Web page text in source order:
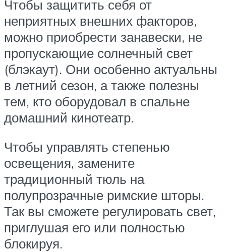
Чтобы защитить себя от
неприятных внешних факторов,
можно приобрести занавески, не
пропускающие солнечный свет
(блэкаут). Они особенно актуальны
в летний сезон, а также полезны
тем, кто оборудовал в спальне
домашний кинотеатр.
Чтобы управлять степенью
освещения, замените
традиционный тюль на
полупрозрачные римские шторы.
Так вы сможете регулировать свет,
приглушая его или полностью
блокируя.